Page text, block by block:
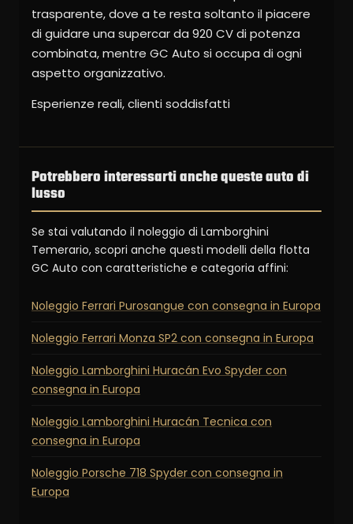
trasparente, dove a te resta soltanto il piacere
di guidare una supercar da 920 CV di potenza
combinata, mentre GC Auto si occupa di ogni
aspetto organizzativo.
Esperienze reali, clienti soddisfatti
Potrebbero interessarti anche queste auto di
lusso
Se stai valutando il noleggio di Lamborghini
Temerario, scopri anche questi modelli della flotta
GC Auto con caratteristiche e categoria affini:
Noleggio Ferrari Purosangue con consegna in Europa
Noleggio Ferrari Monza SP2 con consegna in Europa
Noleggio Lamborghini Huracán Evo Spyder con
consegna in Europa
Noleggio Lamborghini Huracán Tecnica con
consegna in Europa
Noleggio Porsche 718 Spyder con consegna in
Europa